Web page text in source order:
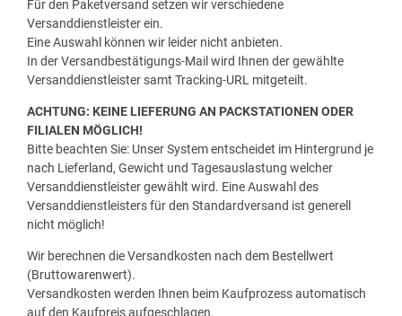
Für den Paketversand setzen wir verschiedene
Versanddienstleister ein.
Eine Auswahl können wir leider nicht anbieten.
In der Versandbestätigungs-Mail wird Ihnen der gewählte
Versanddienstleister samt Tracking-URL mitgeteilt.
ACHTUNG: KEINE LIEFERUNG AN PACKSTATIONEN ODER
FILIALEN MÖGLICH!
Bitte beachten Sie: Unser System entscheidet im Hintergrund je
nach Lieferland, Gewicht und Tagesauslastung welcher
Versanddienstleister gewählt wird. Eine Auswahl des
Versanddienstleisters für den Standardversand ist generell
nicht möglich!
Wir berechnen die Versandkosten nach dem Bestellwert
(Bruttowarenwert).
Versandkosten werden Ihnen beim Kaufprozess automatisch
auf den Kaufpreis aufgeschlagen.